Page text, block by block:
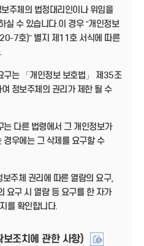
주체의 법정대리인이나 위임을
실 수 있습니다.이 경우 “개인정보
7호)” 별지 제11호 서식에 따른
구는 「개인정보 보호법」 제35조
정보주체의 권리가 제한 될 수
다른 법령에서 그 개인정보가
우에는 그 삭제를 요구할 수
주체 권리에 따른 열람의 요구,
요구 시 열람 등 요구를 한 자가
를 확인합니다.
조치에 관한 사항)